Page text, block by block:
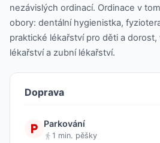
nezávislých ordinací. Ordinace v
obory: dentální hygienistka,
praktické lékařství pro děti a
lékařství a zubní lékařství.
Doprava
Parkování
1 min. pěšky